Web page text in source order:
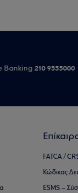
Banking 210 9555000
FATCA /
Κώδικας
ESMS –